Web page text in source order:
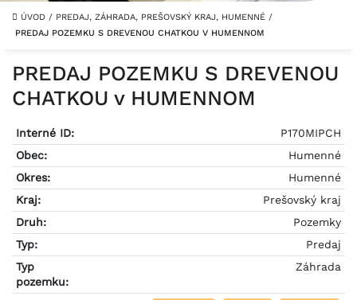
ÚVOD / PREDAJ, ZÁHRADA, PREŠOVSKÝ KRAJ, HUMENNÉ /
PREDAJ POZEMKU S DREVENOU CHATKOU V HUMENNOM
PREDAJ POZEMKU S DREVENOU
CHATKOU v HUMENNOM
Interné ID:
P170MIPCH
Obec:
Humenné
Okres:
Humenné
Kraj:
Prešovský kraj
Druh:
Pozemky
Typ:
Predaj
Typ
pozemku:
Záhrada